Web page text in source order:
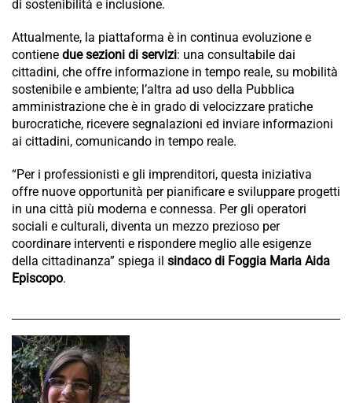
di sostenibilità e inclusione.
Attualmente, la piattaforma è in continua evoluzione e
contiene due sezioni di servizi: una consultabile dai
cittadini, che offre informazione in tempo reale, su mobilità
sostenibile e ambiente; l’altra ad uso della Pubblica
amministrazione che è in grado di velocizzare pratiche
burocratiche, ricevere segnalazioni ed inviare informazioni
ai cittadini, comunicando in tempo reale.
“Per i professionisti e gli imprenditori, questa iniziativa
offre nuove opportunità per pianificare e sviluppare progetti
in una città più moderna e connessa. Per gli operatori
sociali e culturali, diventa un mezzo prezioso per
coordinare interventi e rispondere meglio alle esigenze
della cittadinanza” spiega il sindaco di Foggia Maria Aida
Episcopo.